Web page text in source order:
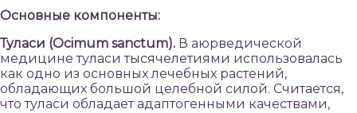
Основные компоненты:
Туласи (Ocimum sanctum). В аюрведической
медицине туласи тысячелетиями использовалась
как одно из основных лечебных растений,
обладающих большой целебной силой. Считается,
что туласи обладает адаптогенными качествами,